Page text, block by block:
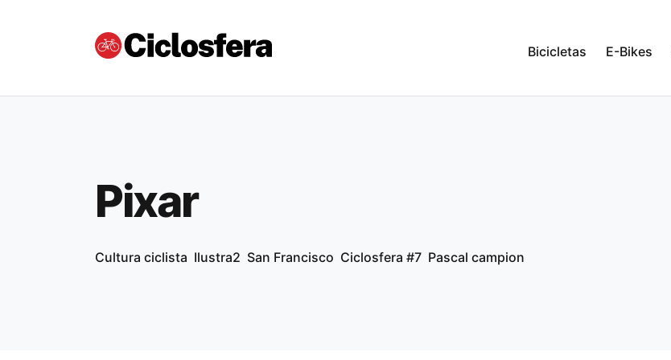
Bicicletas E-Bikes
Pixar
Cultura ciclista Ilustra2 San Francisco Ciclosfera #7 Pascal campion